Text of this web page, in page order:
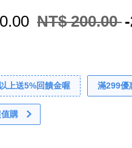
NT$ 200.00
上送5%回饋金喔 滿299優
購